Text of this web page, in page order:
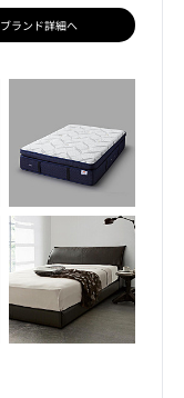
ブランド詳細へ